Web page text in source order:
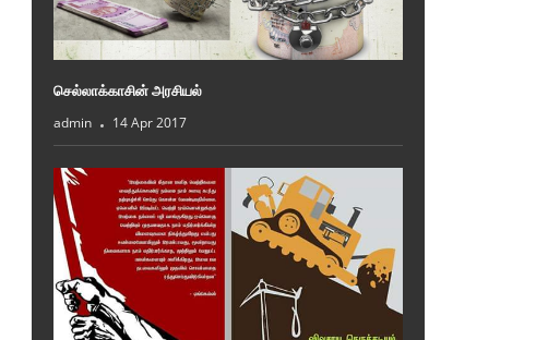
செல்லாக்காசின் அரசியல்
admin 14 Apr 2017